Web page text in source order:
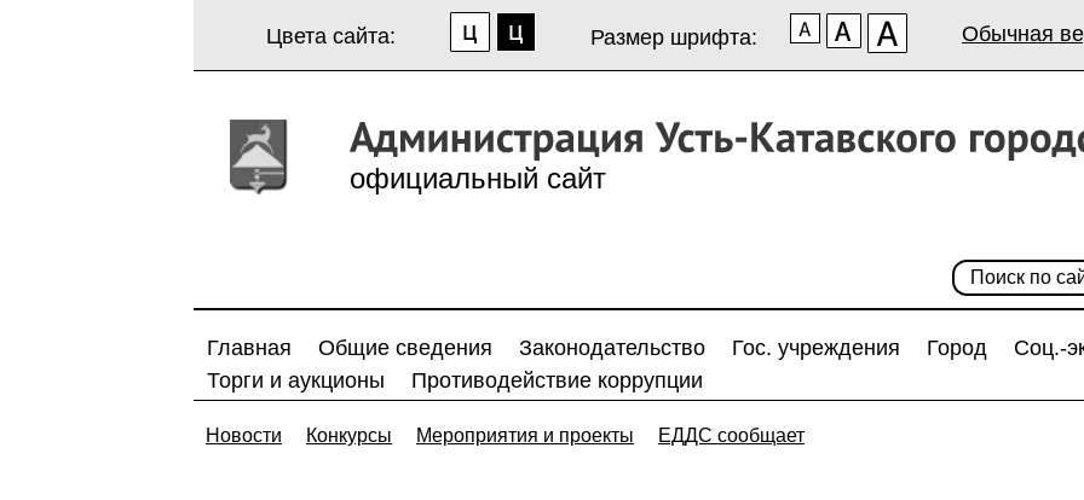
Цвета сайта: Размер шрифта: Обычная
официальный сайт
Главная Общие сведения Законодательство Гос. учреждения Город Соц.-
Торги и аукционы
Противодействие коррупции
Новости Конкурсы Мероприятия и проекты ЕДДС сообщает